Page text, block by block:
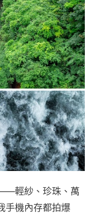
輕紗、珍珠、萬
手機內存都拍爆